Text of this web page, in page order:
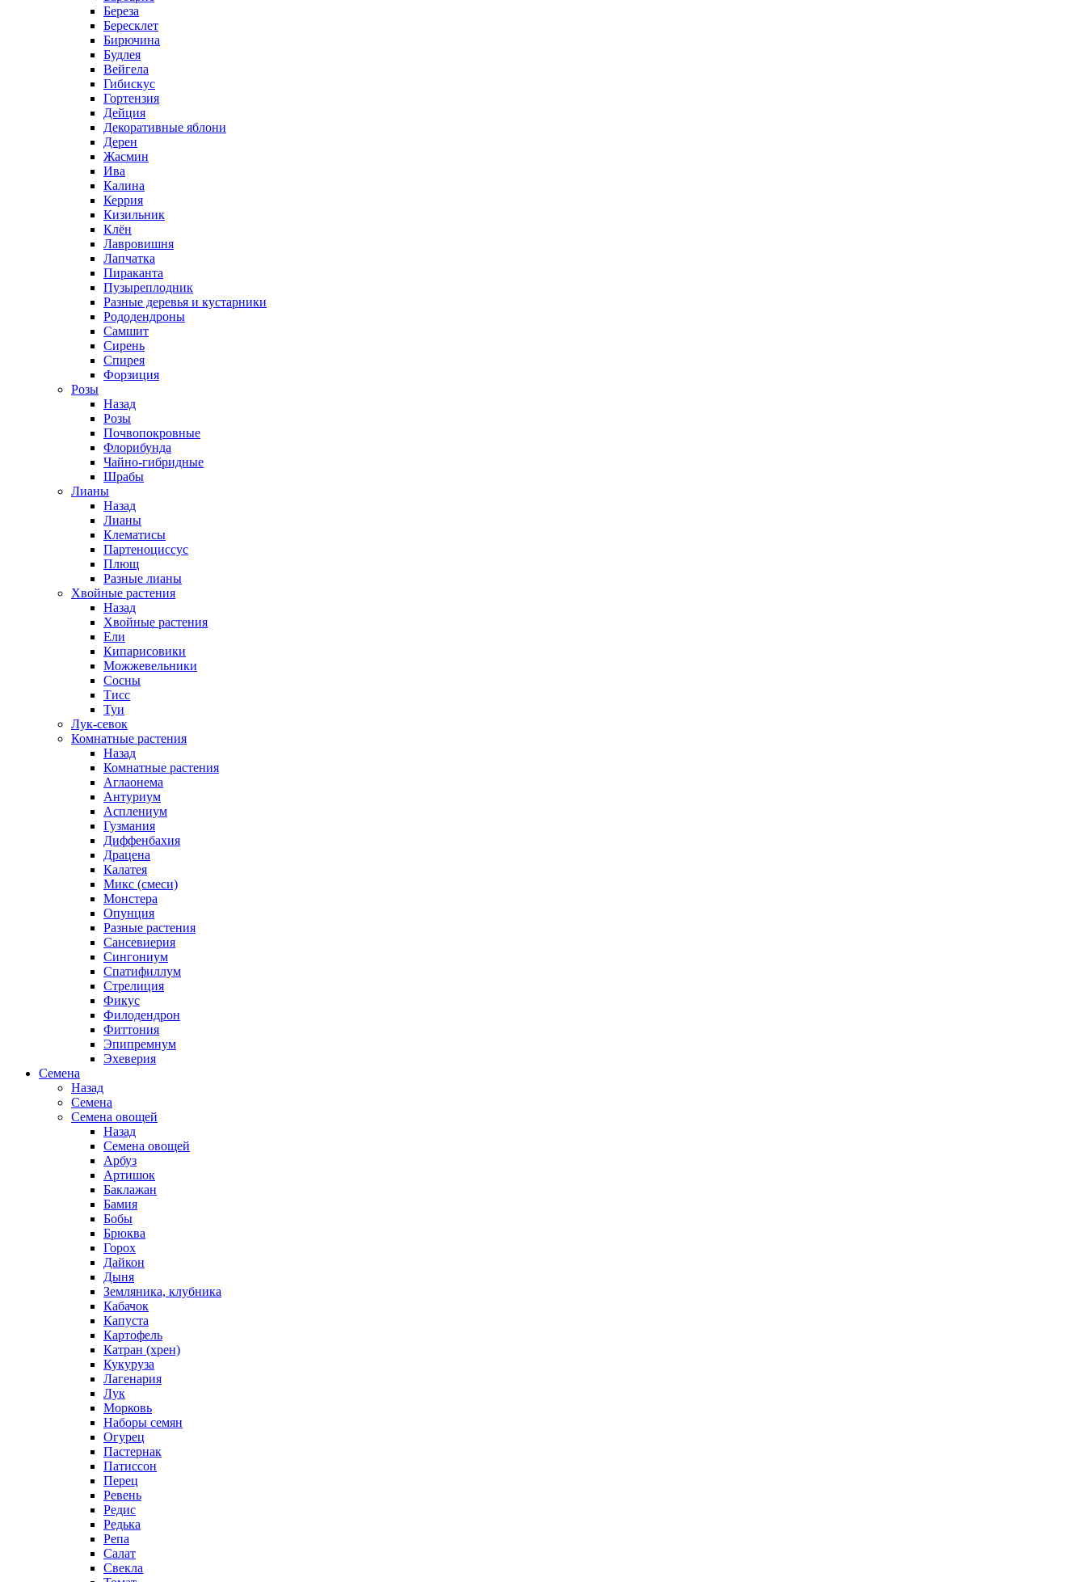
Береза
Бересклет
Бирючина
Будлея
Вейгела
Гибискус
Гортензия
Дейция
Декоративные яблони
Дерен
Жасмин
Ива
Калина
Керрия
Кизильник
Клён
Лавровишня
Лапчатка
Пираканта
Пузыреплодник
Разные деревья и кустарники
Рододендроны
Самшит
Сирень
Спирея
Форзиция
Розы
Назад
Розы
Почвопокровные
Флорибунда
Чайно-гибридные
Шрабы
Лианы
Назад
Лианы
Клематисы
Партеноциссус
Плющ
Разные лианы
Хвойные растения
Назад
Хвойные растения
Ели
Кипарисовики
Можжевельники
Сосны
Тисс
Туи
Лук-севок
Комнатные растения
Назад
Комнатные растения
Аглаонема
Антуриум
Асплениум
Гузмания
Диффенбахия
Драцена
Калатея
Микс (смеси)
Монстера
Опунция
Разные растения
Сансевиерия
Сингониум
Спатифиллум
Стрелиция
Фикус
Филодендрон
Фиттония
Эпипремнум
Эхеверия
Семена
Назад
Семена
Семена овощей
Назад
Семена овощей
Арбуз
Артишок
Баклажан
Бамия
Бобы
Брюква
Горох
Дайкон
Дыня
Земляника, клубника
Кабачок
Капуста
Картофель
Катран (хрен)
Кукуруза
Лагенария
Лук
Морковь
Наборы семян
Огурец
Пастернак
Патиссон
Перец
Ревень
Редис
Редька
Репа
Салат
Свекла